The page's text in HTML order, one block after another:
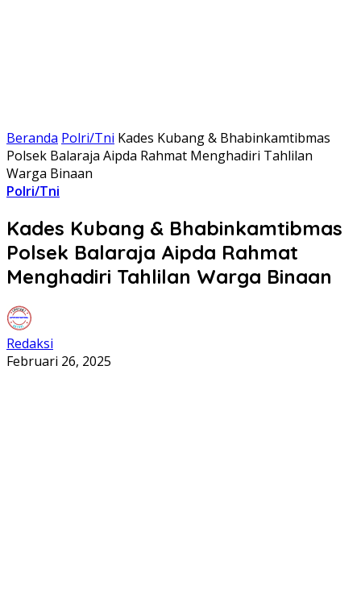
Beranda Polri/Tni Kades Kubang & Bhabinkamtibmas
Polsek Balaraja Aipda Rahmat Menghadiri Tahlilan
Warga Binaan
Polri/Tni
Kades Kubang & Bhabinkamtibmas
Polsek Balaraja Aipda Rahmat
Menghadiri Tahlilan Warga Binaan
Redaksi
Februari 26, 2025